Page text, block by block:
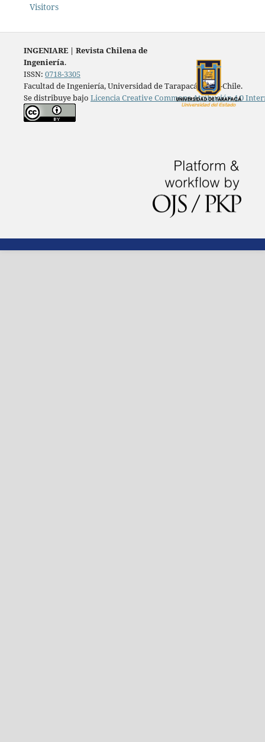
Visitors
INGENIARE | Revista Chilena de
Ingeniería.
ISSN: 0718-3305
Facultad de Ingeniería, Universidad de Tarapacá, Arica-Chile.
Se distribuye bajo Licencia Creative Commons Atribución 4.0